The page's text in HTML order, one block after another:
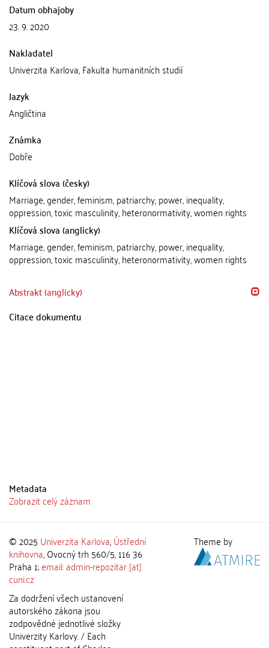
Datum obhajoby
23. 9. 2020
Nakladatel
Univerzita Karlova, Fakulta humanitních studií
Jazyk
Angličtina
Známka
Dobře
Klíčová slova (česky)
Marriage, gender, feminism, patriarchy, power, inequality,
oppression, toxic masculinity, heteronormativity, women rights
Klíčová slova (anglicky)
Marriage, gender, feminism, patriarchy, power, inequality,
oppression, toxic masculinity, heteronormativity, women rights
Abstrakt (anglicky)
Citace dokumentu
Metadata
Zobrazit celý záznam
© 2025 Univerzita Karlova,Ústřední
knihovna, Ovocný trh 560/5, 116 36
Praha 1;email: admin-repozitar [at]
cuni.cz
Za dodržení všech ustanovení
autorského zákona jsou
zodpovědné jednotlivé složky
Univerzity Karlovy. / Each
Theme by